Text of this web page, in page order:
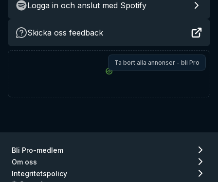
Logga in och anslut med Spotify
Skicka oss feedback
Ta bort alla annonser - bli Pro
Bli Pro-medlem
Om oss
Integritetspolicy